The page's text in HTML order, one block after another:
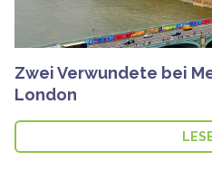
Zwei Verwundete bei
London